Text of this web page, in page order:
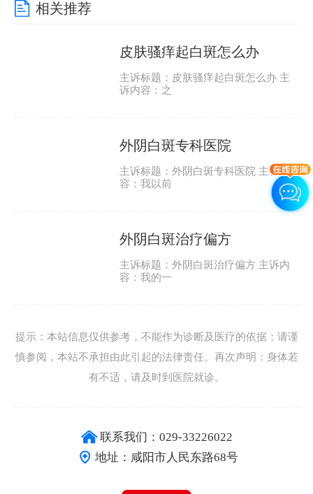
相关推荐
皮肤骚痒起白斑怎么办
主诉标题：皮肤骚痒起白斑怎么办 主
诉内容：之
外阴白斑专科医院
主诉标题：外阴白斑专科医院 主诉内
容：我以前
外阴白斑治疗偏方
主诉标题：外阴白斑治疗偏方 主诉内
容：我的一
提示：本站信息仅供参考，不能作为诊断及医疗的依据；请谨
慎参阅，本站不承担由此引起的法律责任。再次声明：身体若
有不适，请及时到医院就诊。
联系我们：029-33226022
地址：咸阳市人民东路68号